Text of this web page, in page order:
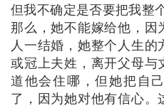
但我不确定是否要把我整
那么，她不能嫁给他，因
人一结婚，她整个人生
或冠上夫姓，离开父母与
道他会住哪，但她把自
了，因为她对他有信心。